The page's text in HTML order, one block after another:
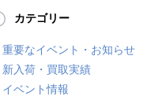
カテゴリー
重要なイベント・お知らせ
新入荷・買取実績
イベント情報